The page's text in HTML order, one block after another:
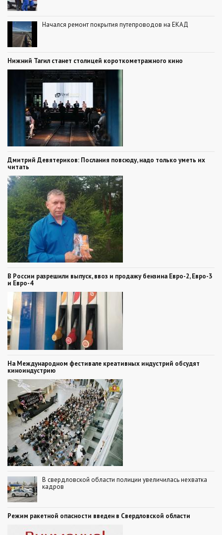
Начался ремонт покрытия путепроводов на ЕКАД
Нижний Тагил станет столицей короткометражного кино
Дмитрий Девятериков: Послания повсюду, надо только уметь их
читать
В России разрешили выпуск, ввоз и продажу бензина Евро-2, Евро-3
и Евро-4
На Международном фестивале креативных индустрий обсудят
киноиндустрию
В свердловской области полиции увеличилась нехватка
кадров
Режим ракетной опасности введен в Свердловской области